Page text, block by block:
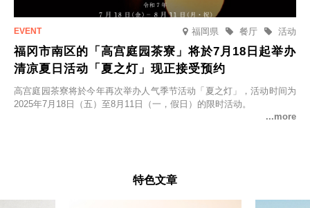
福岡県 活动
餐厅
福冈市南区的「高宫庭园茶寮」将於7月18日起举办
清凉夏日活动「夏之灯」现正接受预约
高宫庭园茶寮将於今年再次举办人气季节活动「夏之灯」，活动时间为
2025年7月18日（五）至8月11日（一，假日）的限时活动。
特色文章